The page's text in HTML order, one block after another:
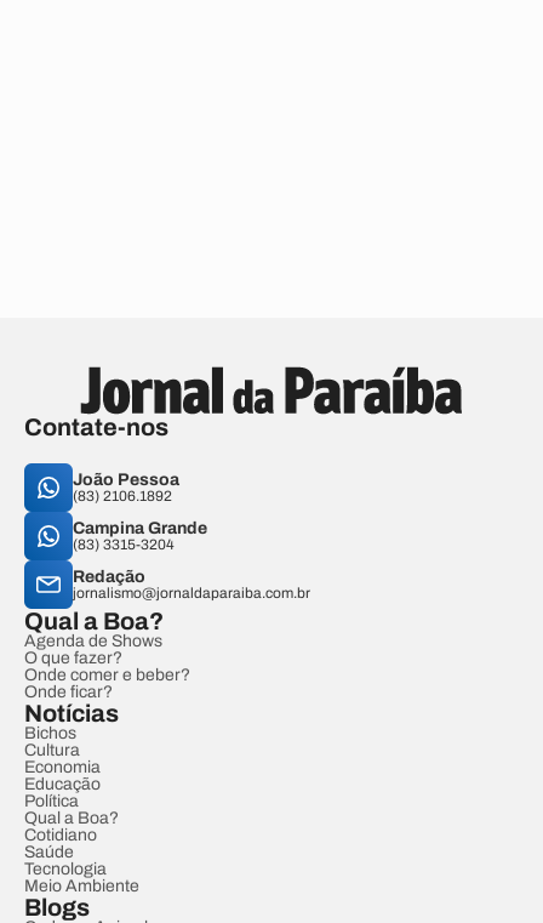
Contate-nos
João Pessoa
(83) 2106.1892
Campina Grande
(83) 3315-3204
Redação
jornalismo@jornaldaparaiba.com.br
Qual a Boa?
Agenda de Shows
O que fazer?
Onde comer e beber?
Onde ficar?
Notícias
Bichos
Cultura
Economia
Educação
Política
Qual a Boa?
Cotidiano
Saúde
Tecnologia
Meio Ambiente
Blogs